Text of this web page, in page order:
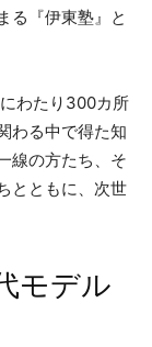
る『伊東塾』と
わたり300カ所
わる中で得た知
線の方たち、そ
とともに、次世
モデル